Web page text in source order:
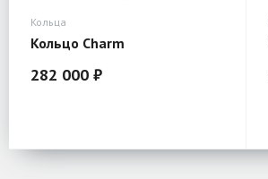
Кольца
Кольцо Charm
282 000 ₽